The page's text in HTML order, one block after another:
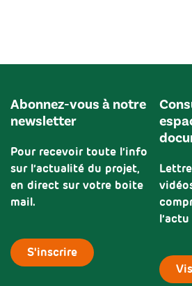
Abonnez-vous à notre
newsletter
Pour recevoir toute l’info
sur l’actualité du projet,
en direct sur votre boite
mail.
S'inscrire